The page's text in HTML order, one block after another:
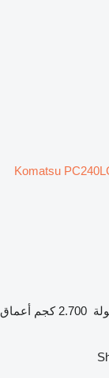
2.700 كجم
أعماق